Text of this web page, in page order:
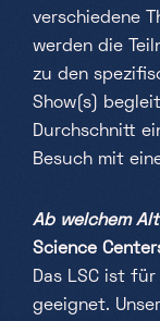
verschiedene
werden die
zu den
Show(s)
Durchschnitt
Besuch mit
Ab welchem
Science
Das LSC ist
geeignet.